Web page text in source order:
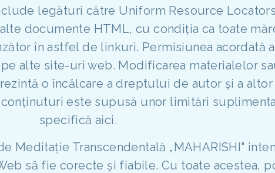
legături către Uniform Resource
documente HTML, cu condiția ca toate
în astfel de linkuri. Permisiunea acordată
alte site-uri web. Modificarea materialelor
o încălcare a dreptului de autor și a
este supusă unor limitări
specifică aici.
Meditație Transcendentală „MAHARISHI"
să fie corecte și fiabile. Cu toate acestea,